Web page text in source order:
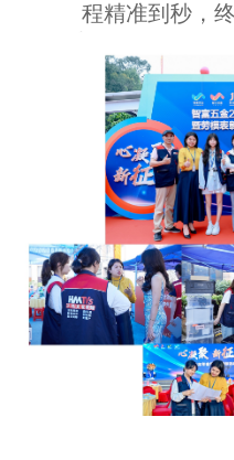
程精准到秒，